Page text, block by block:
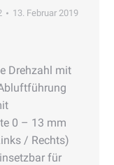
13. Februar 2019
Drehzahl mit
0 – 13 mm
/ Rechts)
für